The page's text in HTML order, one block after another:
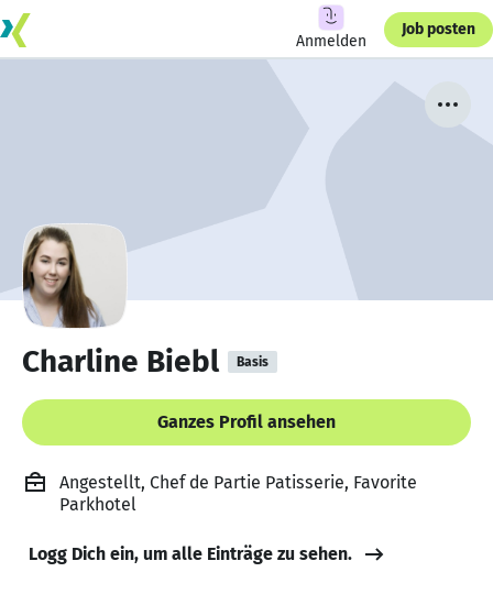
Anmelden
Job posten
Charline Biebl Basis
Ganzes Profil ansehen
Angestellt, Chef de Partie Patisserie, Favorite
Parkhotel
Logg Dich ein, um alle Einträge zu sehen.